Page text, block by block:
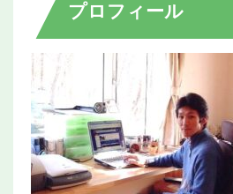
プロフィール